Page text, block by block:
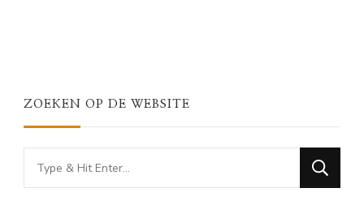
ZOEKEN OP DE WEBSITE
Looking
for